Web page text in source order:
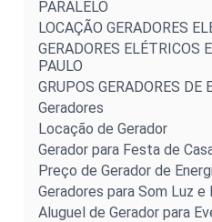
PARALELO
LOCAÇÃO GERADORES
GERADORES ELÉTRICOS
PAULO
GRUPOS GERADORES DE
Geradores
Locação de Gerador
Gerador para Festa de
Preço de Gerador de
Geradores para Som Luz e
Aluguel de Gerador para